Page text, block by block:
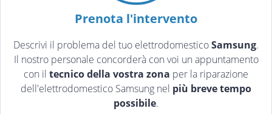
Prenota l'intervento
Descrivi il problema del tuo elettrodomesticoSamsung.
Il nostro personale concorderà con voi un appuntamento
con il tecnico della vostra zona per la riparazione
dell'elettrodomestico Samsung nel più breve tempo
possibile.